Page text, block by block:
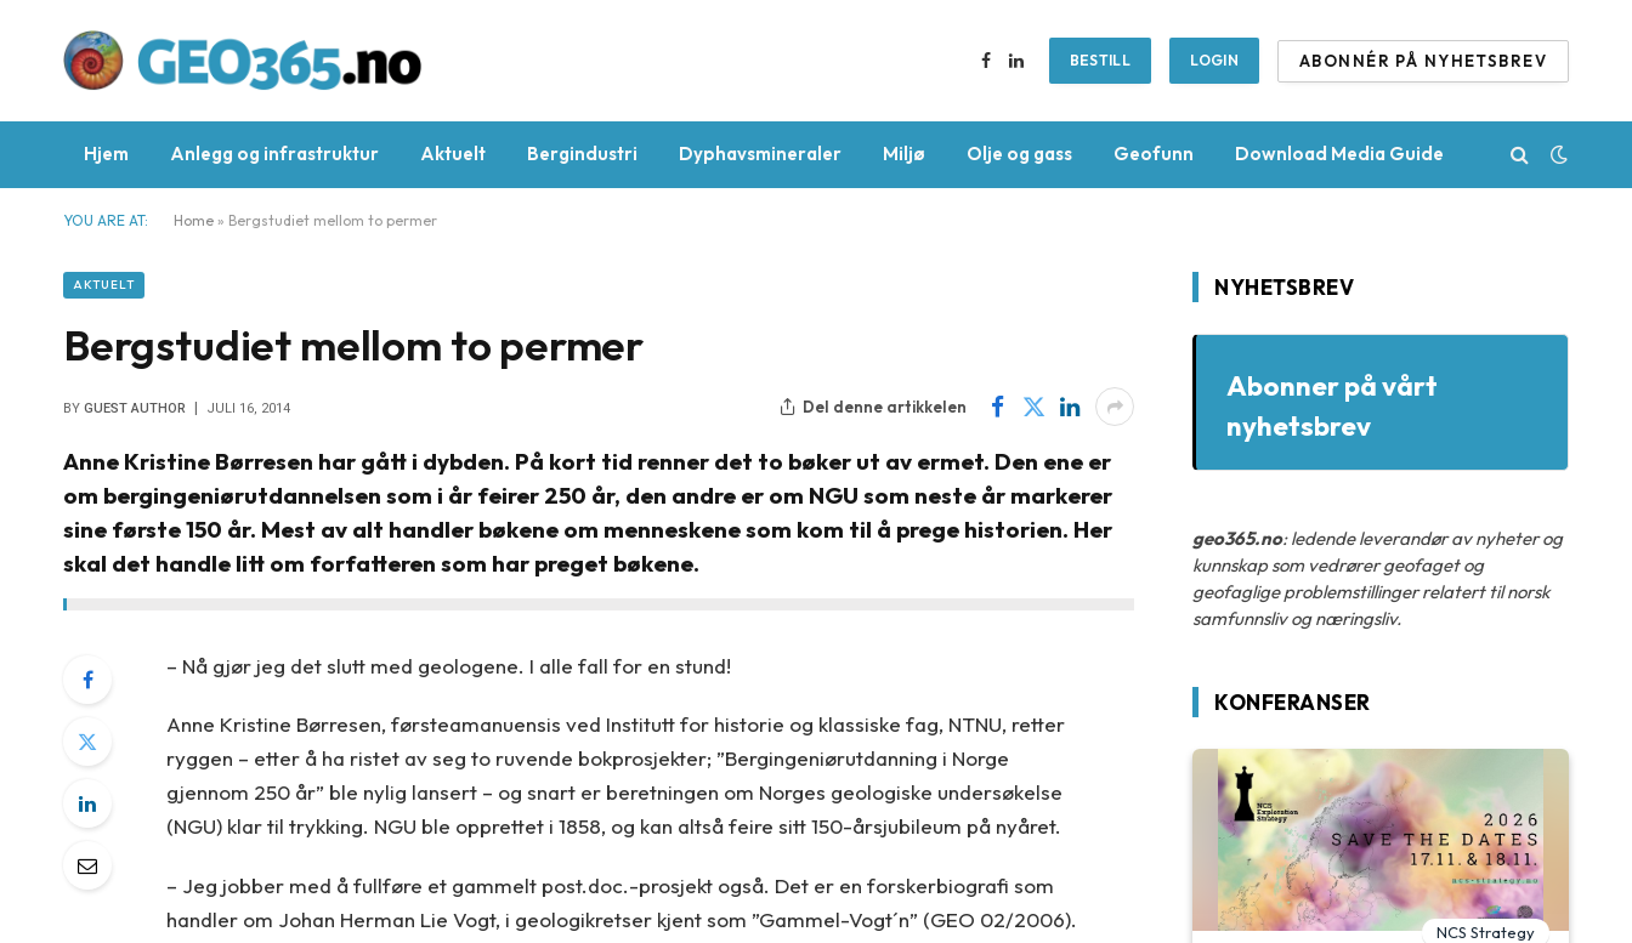
Facebook
LinkedInBESTILL LOGIN ABONNÉR PÅ NYHETSBREV
Hjem Anlegg og infrastruktur Aktuelt Bergindustri Dyphavsmineraler Miljø Olje og gass Geofunn Download Media Guide
YOU ARE AT: Home » Bergstudiet mellom to permer
AKTUELT
Bergstudiet mellom to permer
BY GUEST AUTHOR JULI 16, 2014 Del denne artikkelen
Anne Kristine Børresen har gått i dybden. På kort tid renner det to bøker ut av ermet. Den ene er
om bergingeniørutdannelsen som i år feirer 250 år, den andre er om NGU som neste år markerer
sine første 150 år. Mest av alt handler bøkene om menneskene som kom til å prege historien. Her
skal det handle litt om forfatteren som har preget bøkene.
– Nå gjør jeg det slutt med geologene. I alle fall for en stund!
Anne Kristine Børresen, førsteamanuensis ved Institutt for historie og klassiske fag, NTNU, retter
ryggen – etter å ha ristet av seg to ruvende bokprosjekter; ”Bergingeniørutdanning i Norge
gjennom 250 år” ble nylig lansert – og snart er beretningen om Norges geologiske undersøkelse
(NGU) klar til trykking. NGU ble opprettet i 1858, og kan altså feire sitt 150-årsjubileum på nyåret.
– Jeg jobber med å fullføre et gammelt post.doc.-prosjekt også. Det er en forskerbiografi som
handler om Johan Herman Lie Vogt, i geologikretser kjent som ”Gammel-Vogt´n” (GEO 02/2006).
NYHETSBREV
Abonner på vårt
nyhetsbrev
geo365.no: ledende leverandør av nyheter og
kunnskap som vedrører geofaget og
geofaglige problemstillinger relatert til norsk
samfunnsliv og næringsliv.
KONFERANSER
NCS Strategy